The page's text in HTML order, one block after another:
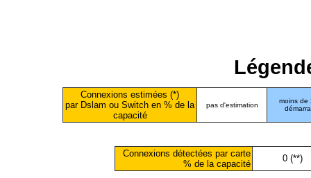
Connexions estimées (*)
par Dslam ou Switch en % de la
capacité
pas d'estimation
moins de
Connexions détectées par carte
% de la capacité
0 (**)